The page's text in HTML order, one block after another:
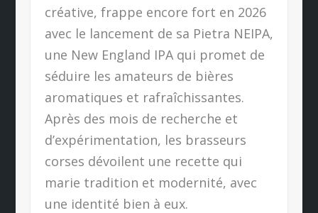
créative, frappe encore fort en 2026
avec le lancement de sa Pietra NEIPA,
une New England IPA qui promet de
séduire les amateurs de bières
aromatiques et rafraîchissantes.
Après des mois de recherche et
d’expérimentation, les brasseurs
corses dévoilent une recette qui
marie tradition et modernité, avec
une identité bien à eux.